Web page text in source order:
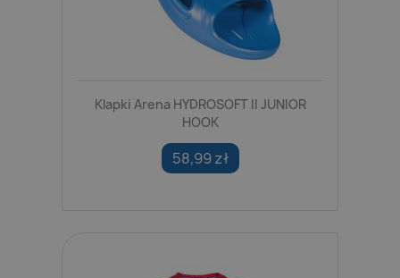
Klapki Arena HYDROSOFT II JUNIOR
HOOK
58,99 zł